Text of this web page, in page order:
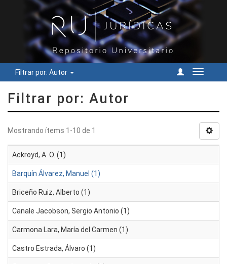
Filtrar por: Autor
Cambiar
Filtrar por: Autor
Mostrando ítems 1-10 de 1
Ackroyd, A. O. (1)
Barquín Álvarez, Manuel (1)
Briceño Ruiz, Alberto (1)
Canale Jacobson, Sergio Antonio (1)
Carmona Lara, María del Carmen (1)
Castro Estrada, Álvaro (1)